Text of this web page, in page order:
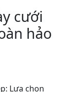
cưới
hảo